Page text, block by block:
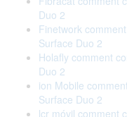
Duo 2
Finetwork
Surface Duo 2
Holafly comment
Duo 2
ion Mobile
Surface Duo 2
lcr móvil comment